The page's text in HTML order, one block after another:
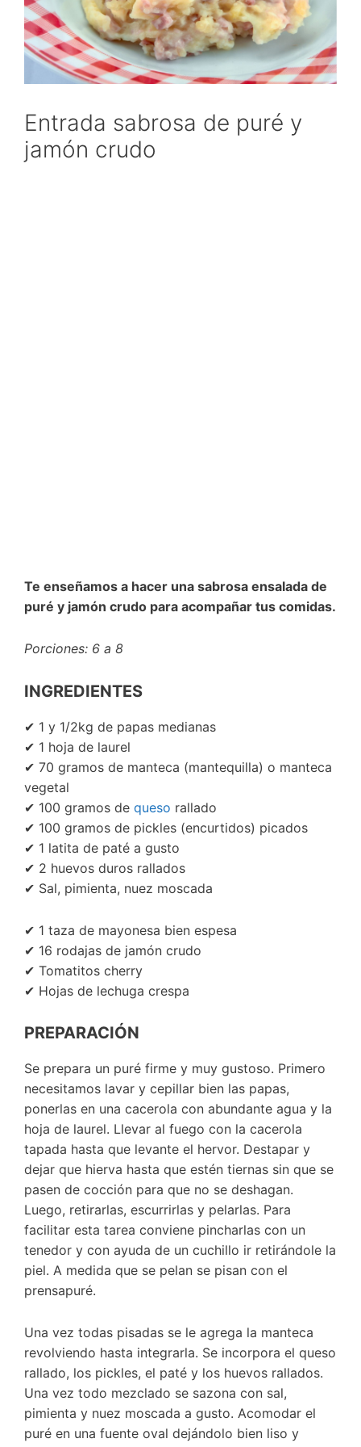
Entrada sabrosa de puré y
jamón crudo
Te enseñamos a hacer una sabrosa ensalada de
puré y jamón crudo para acompañar tus comidas.
Porciones: 6 a 8
INGREDIENTES
✔ 1 y 1/2kg de papas medianas
✔ 1 hoja de laurel
✔ 70 gramos de manteca (mantequilla) o manteca
vegetal
✔ 100 gramos de queso rallado
✔ 100 gramos de pickles (encurtidos) picados
✔ 1 latita de paté a gusto
✔ 2 huevos duros rallados
✔ Sal, pimienta, nuez moscada
✔ 1 taza de mayonesa bien espesa
✔ 16 rodajas de jamón crudo
✔ Tomatitos cherry
✔ Hojas de lechuga crespa
PREPARACIÓN
Se prepara un puré firme y muy gustoso. Primero
necesitamos lavar y cepillar bien las papas,
ponerlas en una cacerola con abundante agua y la
hoja de laurel. Llevar al fuego con la cacerola
tapada hasta que levante el hervor. Destapar y
dejar que hierva hasta que estén tiernas sin que se
pasen de cocción para que no se deshagan.
Luego, retirarlas, escurrirlas y pelarlas. Para
facilitar esta tarea conviene pincharlas con un
tenedor y con ayuda de un cuchillo ir retirándole la
piel. A medida que se pelan se pisan con el
prensapuré.
Una vez todas pisadas se le agrega la manteca
revolviendo hasta integrarla. Se incorpora el queso
rallado, los pickles, el paté y los huevos rallados.
Una vez todo mezclado se sazona con sal,
pimienta y nuez moscada a gusto. Acomodar el
puré en una fuente oval dejándolo bien liso y